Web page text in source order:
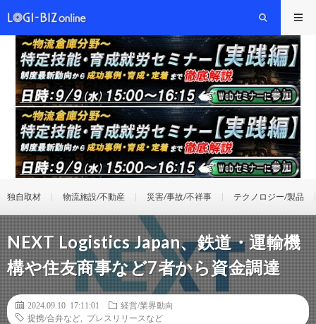
独自取材 物流施設/不動産 災害/事故/不祥事 テクノロジー/製品
NEXT Logistics Japan、鉄道・運輸機
構や住友商事など7者から資金調達
2024.09.10 17:11:01
経営/業界動向
提携/合弁など
プレスリリースなど